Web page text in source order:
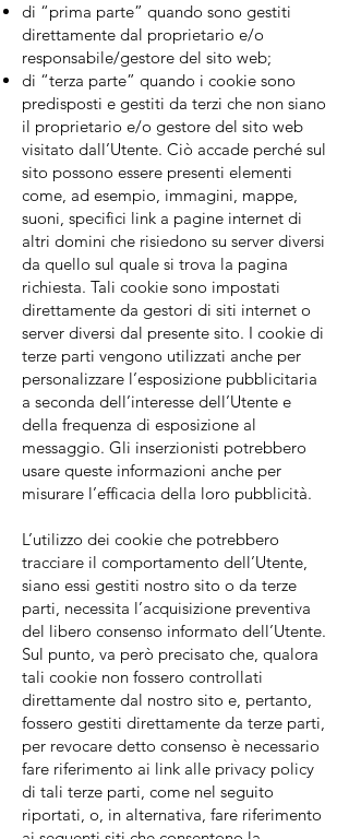
di “prima parte” quando sono gestiti
direttamente dal proprietario e/o
responsabile/gestore del sito web;
di “terza parte” quando i cookie sono
predisposti e gestiti da terzi che non siano
il proprietario e/o gestore del sito web
visitato dall’Utente. Ciò accade perché sul
sito possono essere presenti elementi
come, ad esempio, immagini, mappe,
suoni, specifici link a pagine internet di
altri domini che risiedono su server diversi
da quello sul quale si trova la pagina
richiesta. Tali cookie sono impostati
direttamente da gestori di siti internet o
server diversi dal presente sito. I cookie di
terze parti vengono utilizzati anche per
personalizzare l’esposizione pubblicitaria
a seconda dell’interesse dell’Utente e
della frequenza di esposizione al
messaggio. Gli inserzionisti potrebbero
usare queste informazioni anche per
misurare l’efficacia della loro pubblicità.
L’utilizzo dei cookie che potrebbero
tracciare il comportamento dell’Utente,
siano essi gestiti nostro sito o da terze
parti, necessita l’acquisizione preventiva
del libero consenso informato dell’Utente.
Sul punto, va però precisato che, qualora
tali cookie non fossero controllati
direttamente dal nostro sito e, pertanto,
fossero gestiti direttamente da terze parti,
per revocare detto consenso è necessario
fare riferimento ai link alle privacy policy
di tali terze parti, come nel seguito
riportati, o, in alternativa, fare riferimento